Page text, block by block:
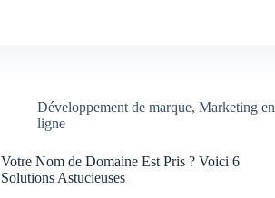
Développement de marque,Marketing en
ligne
Votre Nom de Domaine Est Pris ? Voici 6
Solutions Astucieuses